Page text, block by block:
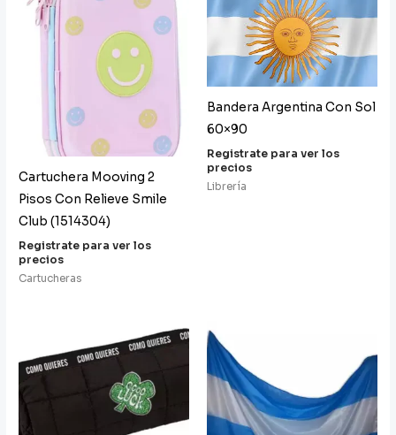
Cartuchera Mooving 2
Pisos Con Relieve Smile
Club (1514304)
Registrate para ver los
precios
Cartucheras
Bandera Argentina Con Sol
60×90
Registrate para ver los
precios
Librería